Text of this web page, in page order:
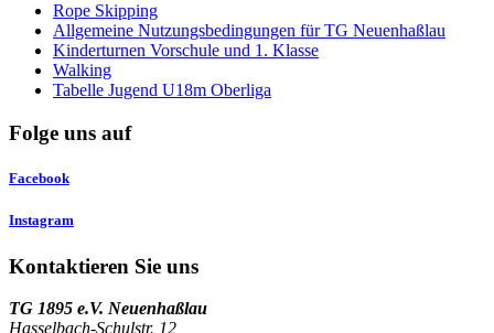
Rope Skipping
Allgemeine Nutzungsbedingungen für TG Neuenhaßlau
Kinderturnen Vorschule und 1. Klasse
Walking
Tabelle Jugend U18m Oberliga
Folge uns auf
Facebook
Instagram
Kontaktieren Sie uns
TG 1895 e.V. Neuenhaßlau
Hasselbach-Schulstr. 12